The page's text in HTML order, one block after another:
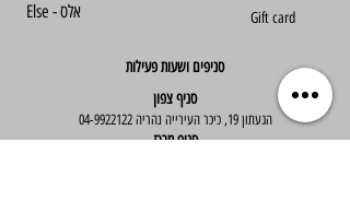
Else - אלס
Gift card
סניפים ושעות פעילות
סניף צפון
הגעתון 19, כיכר העירייה נהריה 04-9922122
סניף מרכז